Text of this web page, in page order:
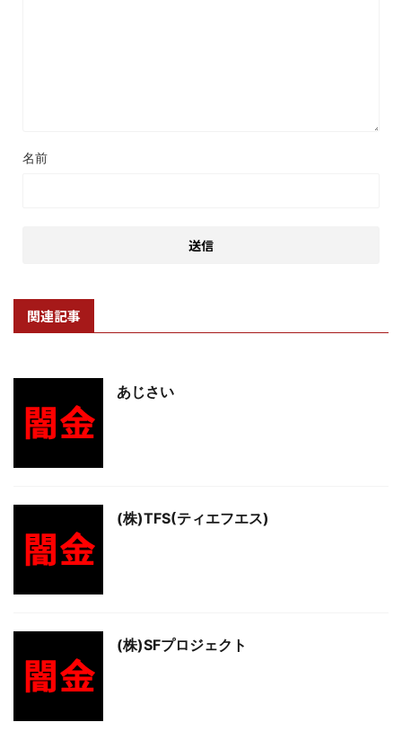
名前
関連記事
あじさい
(株)TFS(ティエフエス)
(株)SFプロジェクト